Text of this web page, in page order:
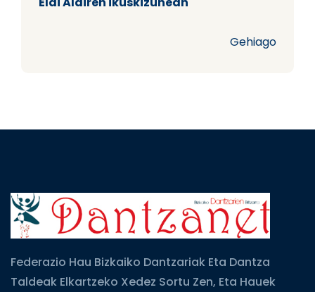
Gehiago
Federazio Hau Bizkaiko Dantzariak Eta Dantza
Taldeak Elkartzeko Xedez Sortu Zen, Eta Hauek